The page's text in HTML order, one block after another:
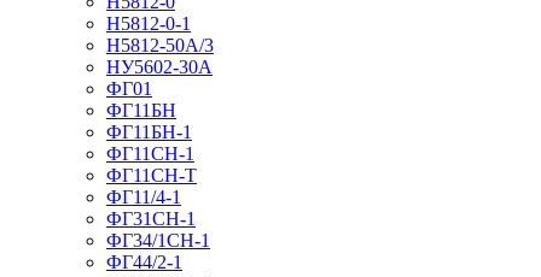
Н5812-0-1
Н5812-50А/3
НУ5602-30А
ФГ01
ФГ11БН
ФГ11БН-1
ФГ11СН-1
ФГ11СН-Т
ФГ11/4-1
ФГ31СН-1
ФГ34/1СН-1
ФГ44/2-1